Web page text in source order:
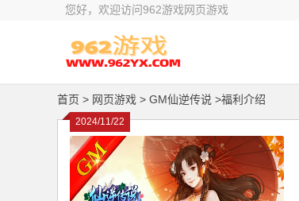
您好，欢迎访问962游戏网页游戏
首页 > 网页游戏 > GM仙逆传说 >福利介绍
2024/11/22